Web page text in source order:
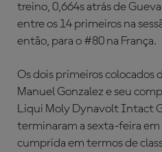
treino, 0,664s atrás de
entre os 14 primeiros na
então, para o #80 na França.
Os dois primeiros colocados
Manuel Gonzalez e seu
Liqui Moly Dynavolt Intact
terminaram a sexta-feira em
cumprida em termos de